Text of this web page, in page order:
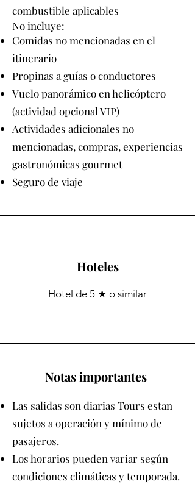
combustible aplicables
No incluye:
Comidas no mencionadas en el
itinerario
Propinas a guías o conductores
Vuelo panorámico en helicóptero
(actividad opcional VIP)
Actividades adicionales no
mencionadas, compras, experiencias
gastronómicas gourmet
Seguro de viaje
Hoteles
Hotel de 5 ★ o similar
Notas importantes
Las salidas son diarias Tours estan
sujetos a operación y mínimo de
pasajeros.
Los horarios pueden variar según
condiciones climáticas y temporada.